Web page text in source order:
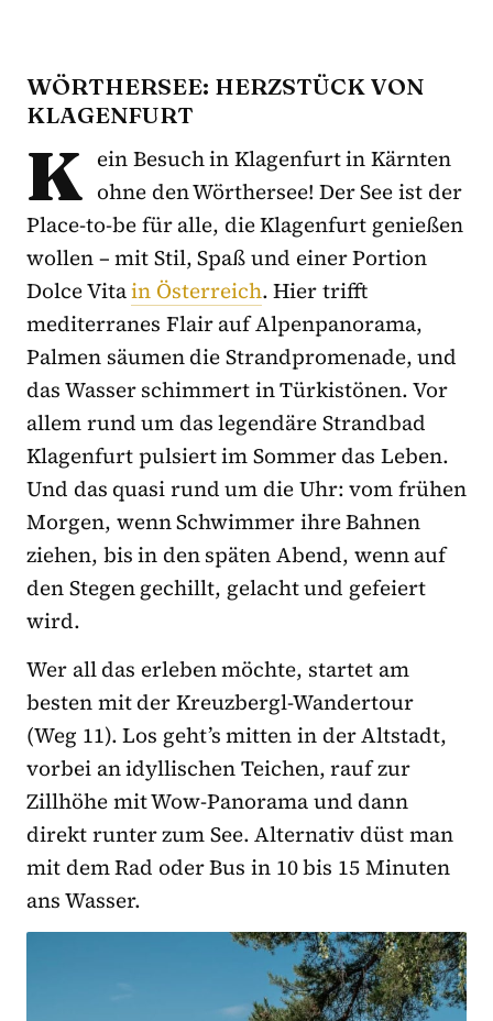
WÖRTHERSEE: HERZSTÜCK VON
KLAGENFURT
K ein Besuch in Klagenfurt in Kärnten
ohne den Wörthersee! Der See ist der
Place-to-be für alle, die Klagenfurt genießen
wollen – mit Stil, Spaß und einer Portion
Dolce Vitain Österreich. Hier trifft
mediterranes Flair auf Alpenpanorama,
Palmen säumen die Strandpromenade, und
das Wasser schimmert in Türkistönen. Vor
allem rund um das legendäre Strandbad
Klagenfurt pulsiert im Sommer das Leben.
Und das quasi rund um die Uhr: vom frühen
Morgen, wenn Schwimmer ihre Bahnen
ziehen, bis in den späten Abend, wenn auf
den Stegen gechillt, gelacht und gefeiert
wird.
Wer all das erleben möchte, startet am
besten mit der Kreuzbergl-Wandertour
(Weg 11). Los geht’s mitten in der Altstadt,
vorbei an idyllischen Teichen, rauf zur
Zillhöhe mit Wow-Panorama und dann
direkt runter zum See. Alternativ düst man
mit dem Rad oder Bus in 10 bis 15 Minuten
ans Wasser.